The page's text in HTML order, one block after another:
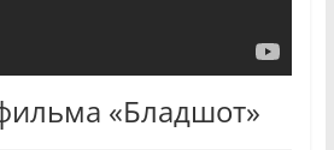
«Бладшот»